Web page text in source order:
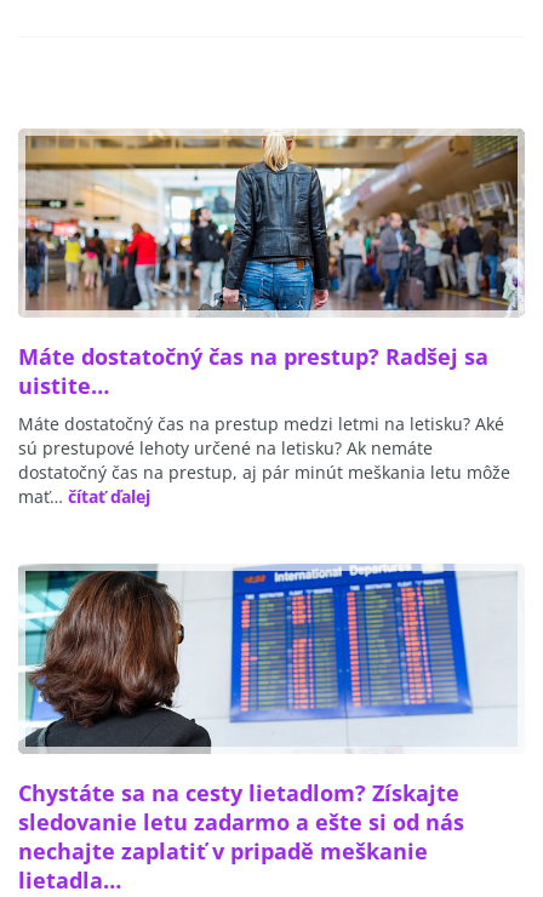
Máte dostatočný čas na prestup? Radšej sa
uistite…
Máte dostatočný čas na prestup medzi letmi na letisku? Aké
sú prestupové lehoty určené na letisku? Ak nemáte
dostatočný čas na prestup, aj pár minút meškania letu môže
mať… čítať ďalej
Chystáte sa na cesty lietadlom? Získajte
sledovanie letu zadarmo a ešte si od nás
nechajte zaplatiť v pripadě meškanie
lietadla…